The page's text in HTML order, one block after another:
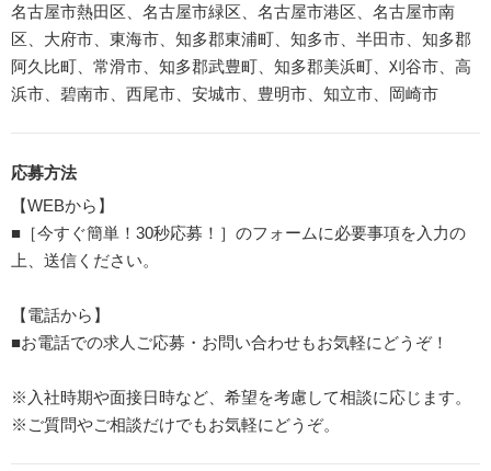
名古屋市熱田区、名古屋市緑区、名古屋市港区、名古屋市南
区、大府市、東海市、知多郡東浦町、知多市、半田市、知多郡
阿久比町、常滑市、知多郡武豊町、知多郡美浜町、刈谷市、高
浜市、碧南市、西尾市、安城市、豊明市、知立市、岡崎市
応募方法
【WEBから】
■［今すぐ簡単！30秒応募！］のフォームに必要事項を入力の
上、送信ください。
【電話から】
■お電話での求人ご応募・お問い合わせもお気軽にどうぞ！
※入社時期や面接日時など、希望を考慮して相談に応じます。
※ご質問やご相談だけでもお気軽にどうぞ。